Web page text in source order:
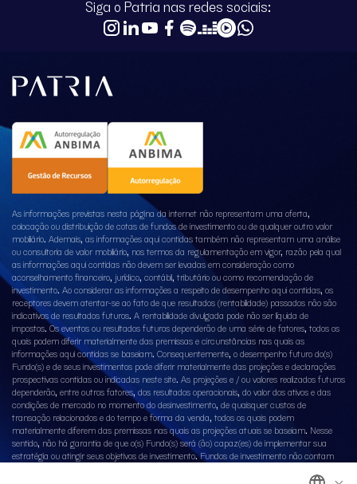
Siga o Patria nas redes sociais:
As informações previstas nesta página da internet não representam uma oferta,
colocação ou distribuição de cotas de fundos de investimento ou de qualquer outro valor
mobiliário. Ademais, as informações aqui contidas também não representam uma análise
ou consultoria de valor mobiliário, nos termos da regulamentação em vigor, razão pela qual
as informações aqui contidas não devem ser levadas em consideração como
aconselhamento financeiro, jurídico, contábil, tributário ou como recomendação de
investimento. Ao considerar as informações a respeito de desempenho aqui contidas, os
receptores devem atentar-se ao fato de que resultados (rentabilidade) passados não são
indicativos de resultados futuros. A rentabilidade divulgada pode não ser líquida de
impostos. Os eventos ou resultados futuros dependerão de uma série de fatores, todos os
quais podem diferir materialmente das premissas e circunstâncias nas quais as
informações aqui contidas se baseiam. Consequentemente, o desempenho futuro do(s)
Fundo(s) e de seus investimentos pode diferir materialmente das projeções e declarações
prospectivas contidas ou indicadas neste site. As projeções e / ou valores realizados futuros
dependerão, entre outros fatores, dos resultados operacionais, do valor dos ativos e das
condições de mercado no momento do desinvestimento, de quaisquer custos de
transação relacionados e do tempo e forma da venda, todos os quais podem
materialmente diferem das premissas nas quais as projeções atuais se baseiam. Nesse
sentido, não há garantia de que o(s) Fundo(s) será (ão) capaz(es) de implementar sua
estratégia ou atingir seus objetivos de investimento. Fundos de investimento não contam
mecanismo de seguro ou, ainda, do Fundo Garantidor de Créditos – FGC. Ao investidor é